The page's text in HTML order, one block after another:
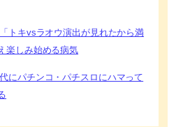
トキvsラオウ演出が見れたから満
楽しみ始める病気
にパチンコ・パチスロにハマって